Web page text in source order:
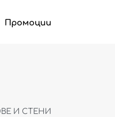
Промоции
И СТЕНИ